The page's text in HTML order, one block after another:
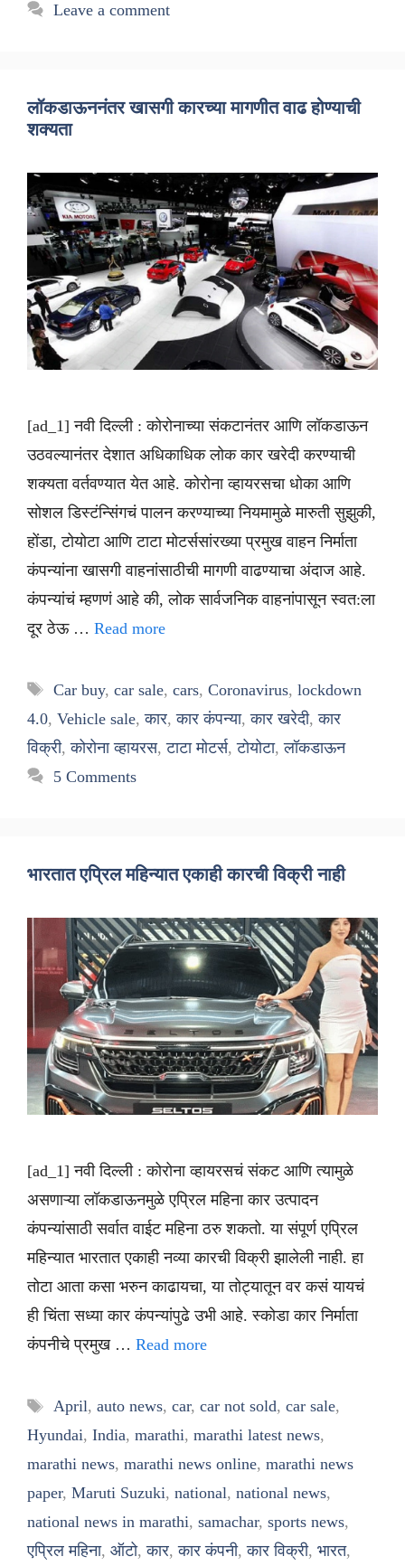
Leave a comment
लॉकडाऊननंतर खासगी कारच्या मागणीत वाढ होण्याची
शक्यता
[ad_1] नवी दिल्ली : कोरोनाच्या संकटानंतर आणि लॉकडाऊन
उठवल्यानंतर देशात अधिकाधिक लोक कार खरेदी करण्याची
शक्यता वर्तवण्यात येत आहे. कोरोना व्हायरसचा धोका आणि
सोशल डिस्टंन्सिंगचं पालन करण्याच्या नियमामुळे मारुती सुझुकी,
होंडा, टोयोटा आणि टाटा मोटर्ससांरख्या प्रमुख वाहन निर्माता
कंपन्यांना खासगी वाहनांसाठीची मागणी वाढण्याचा अंदाज आहे.
कंपन्यांचं म्हणणं आहे की, लोक सार्वजनिक वाहनांपासून स्वत:ला
दूर ठेऊ … Read more
Tags
Car buy, car sale, cars, Coronavirus, lockdown
4.0, Vehicle sale,कार,कार कंपन्या,कार खरेदी,कार
विक्री,कोरोना व्हायरस,टाटा मोटर्स,टोयोटा,लॉकडाऊन
5 Comments
भारतात एप्रिल महिन्यात एकाही कारची विक्री नाही
[ad_1] नवी दिल्ली : कोरोना व्हायरसचं संकट आणि त्यामुळे
असणाऱ्या लॉकडाऊनमुळे एप्रिल महिना कार उत्पादन
कंपन्यांसाठी सर्वात वाईट महिना ठरु शकतो. या संपूर्ण एप्रिल
महिन्यात भारतात एकाही नव्या कारची विक्री झालेली नाही. हा
तोटा आता कसा भरुन काढायचा, या तोट्यातून वर कसं यायचं
ही चिंता सध्या कार कंपन्यांपुढे उभी आहे. स्कोडा कार निर्माता
कंपनीचे प्रमुख … Read more
Tags
April, auto news, car, car not sold, car sale,
Hyundai, India, marathi, marathi latest news,
marathi news, marathi news online, marathi news
paper, Maruti Suzuki, national, national news,
national news in marathi, samachar, sports news,
एप्रिल महिना, ऑटो,कार,कार कंपनी,कार विक्री, भारत,